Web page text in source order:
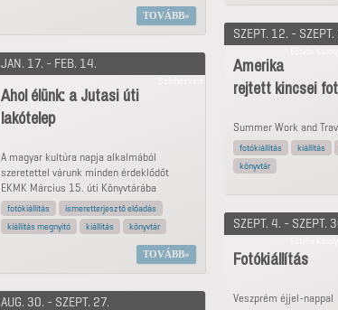
TOVÁBB
JAN. 17. - FEB. 14.
Ahol élünk: a Jutasi úti
lakótelep
A magyar kultúra napja alkalmából
szeretettel várunk minden érdeklődőt
EKMK Március 15. úti Könyvtárába
fotókiállítás
ismeretterjesztő előadás
kiállítás megnyitó
kiállítás könyvtár
TOVÁBB
AUG. 30. - SZEPT. 27.
SZEPT. 12. - SZEPT.
Amerika
rejtett kincsei
Summer Work and
fotókiállítás kiállítás
könyvtár
SZEPT. 4. - SZEPT.
Fotókiállítás
Veszprém éjjel-nappal